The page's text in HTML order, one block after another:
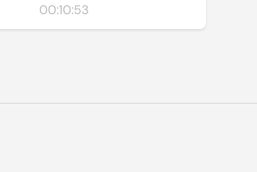
00:10:53